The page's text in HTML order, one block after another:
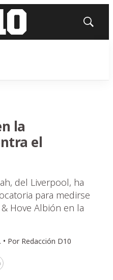
Mostrar
la
el
del Liverpool, ha
para medirse
Hove Albión en la
Por Redacción D10